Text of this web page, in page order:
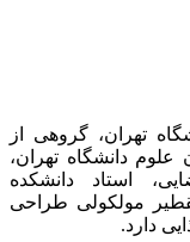
تهران، گروهی از
دانشگاه تهران،
استاد دانشکده
مولکولی طراحی
دارد.